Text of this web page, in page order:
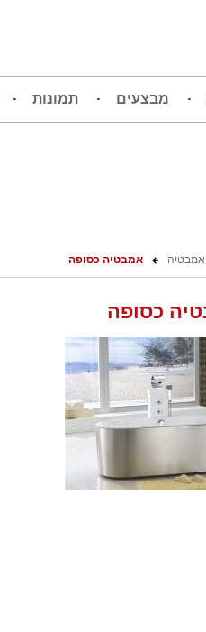
מבצעים תמונות
אמבטיה אמבטיה כסופה
כסופה